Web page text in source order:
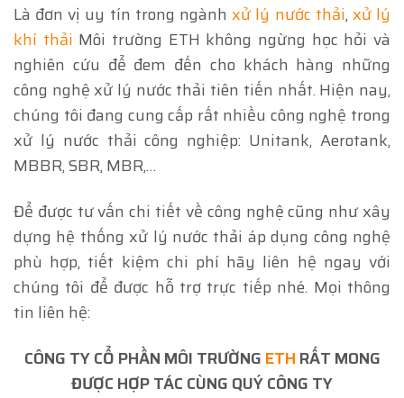
Là đơn vị uy tín trong ngànhxử lý nước thải, xử lý
khí thải Môi trường ETH không ngừng học hỏi và
nghiên cứu để đem đến cho khách hàng những
công nghệ xử lý nước thải tiên tiến nhất. Hiện nay,
chúng tôi đang cung cấp rất nhiều công nghệ trong
xử lý nước thải công nghiệp: Unitank, Aerotank,
MBBR, SBR, MBR,…
Để được tư vấn chi tiết về công nghệ cũng như xây
dựng hệ thống xử lý nước thải áp dụng công nghệ
phù hợp, tiết kiệm chi phí hãy liên hệ ngay với
chúng tôi để được hỗ trợ trực tiếp nhé. Mọi thông
tin liên hệ:
CÔNG TY CỔ PHẦN MÔI TRƯỜNG ETH RẤT MONG
ĐƯỢC HỢP TÁC CÙNG QUÝ CÔNG TY